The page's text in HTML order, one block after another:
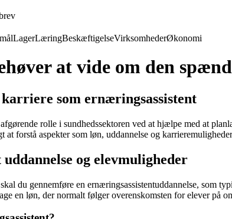
LagerLæringBeskæftigelseVirksomhederØkonomi
at vide om den
som ernæringsassistent
rolle i sundhedssektoren ved at hjælpe med at
at forstå aspekter som løn, uddannelse og
og elevmuligheder
du gennemføre en ernæringsassistentuddannelse, som
en løn, der normalt følger overenskomsten for elever på